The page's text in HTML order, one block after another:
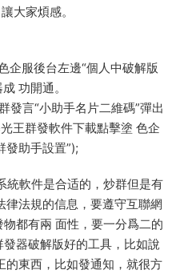
大家煩感。
企服後台左邊“個人中破解版
功開通。
言“小助手名片二維碼”彈出
王群發軟件下載點擊塗 色企
發助手設置”);
軟件是合适的，炒群但是有
法規的信息，要遵守互聯網
都有兩 面性，要一分爲二的
器破解版好的工具，比如說
的東西，比如發通知，就很方